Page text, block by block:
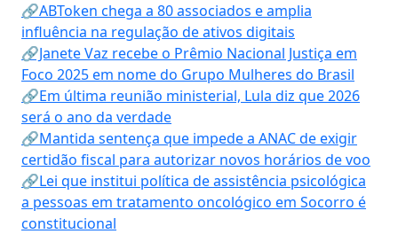
🔗ABToken chega a 80 associados e amplia
influência na regulação de ativos digitais
🔗Janete Vaz recebe o Prêmio Nacional Justiça em
Foco 2025 em nome do Grupo Mulheres do Brasil
🔗Em última reunião ministerial, Lula diz que 2026
será o ano da verdade
🔗Mantida sentença que impede a ANAC de exigir
certidão fiscal para autorizar novos horários de voo
🔗Lei que institui política de assistência psicológica
a pessoas em tratamento oncológico em Socorro é
constitucional